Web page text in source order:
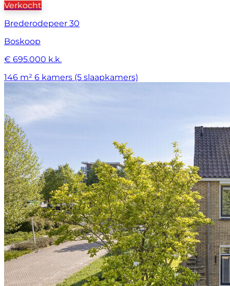
Verkocht
Brederodepeer 30
Boskoop
€ 695.000 k.k.
146 m² 6 kamers (5 slaapkamers)